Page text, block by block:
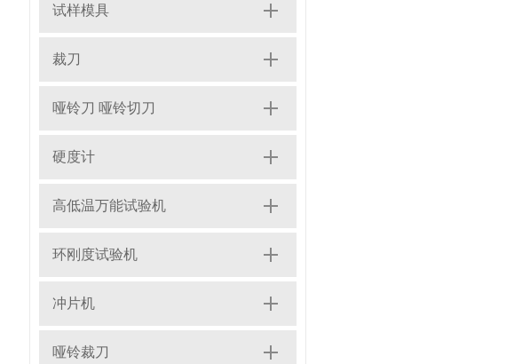
试样模具
裁刀
哑铃刀 哑铃切刀
硬度计
高低温万能试验机
环刚度试验机
冲片机
哑铃裁刀